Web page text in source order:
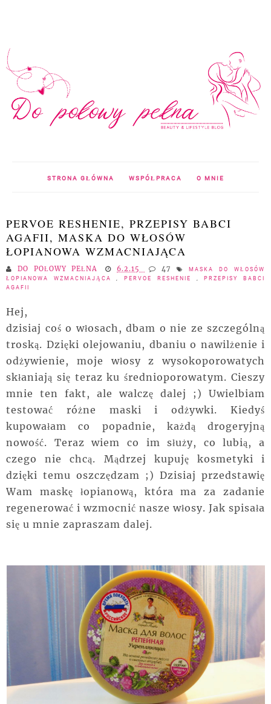
STRONA GŁÓWNA WSPÓŁPRACA O MNIE
PERVOE RESHENIE, PRZEPISY BABCI
AGAFII, MASKA DO WŁOSÓW
ŁOPIANOWA WZMACNIAJĄCA
DO POŁOWY PEŁNA 6.2.15 47
MASKA DO WŁOSÓW
ŁOPIANOWA WZMACNIAJĄCA
PERVOE RESHENIE
PRZEPISY BABCI
AGAFII
Hej,
dzisiaj coś o włosach, dbam o nie ze szczególną
troską. Dzięki olejowaniu, dbaniu o nawilżenie i
odżywienie, moje włosy z wysokoporowatych
skłaniają się teraz ku średnioporowatym. Cieszy
mnie ten fakt, ale walczę dalej ;) Uwielbiam
testować różne maski i odżywki. Kiedyś
kupowałam co popadnie, każdą drogeryjną
nowość. Teraz wiem co im służy, co lubią, a
czego nie chcą. Mądrzej kupuję kosmetyki i
dzięki temu oszczędzam ;) Dzisiaj przedstawię
Wam maskę łopianową, która ma za zadanie
regenerować i wzmocnić nasze włosy. Jak spisała
się u mnie zapraszam dalej.